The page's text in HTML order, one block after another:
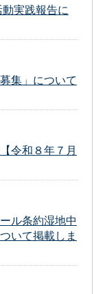
実践報告に
集」について
令和８年７月
ル条約湿地中
いて掲載しま